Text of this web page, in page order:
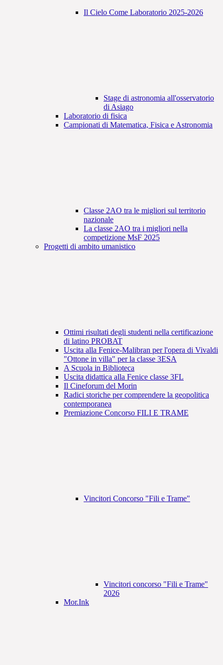
Il Cielo Come Laboratorio 2025-2026
Stage di astronomia all'osservatorio
di Asiago
Laboratorio di fisica
Campionati di Matematica, Fisica e Astronomia
Classe 2AO tra le migliori sul territorio
nazionale
La classe 2AO tra i migliori nella
competizione MsF 2025
Progetti di ambito umanistico
Ottimi risultati degli studenti nella certificazione
di latino PROBAT
Uscita alla Fenice-Malibran per l'opera di Vivaldi
"Ottone in villa" per la classe 3ESA
A Scuola in Biblioteca
Uscita didattica alla Fenice classe 3FL
Il Cineforum del Morin
Radici storiche per comprendere la geopolitica
contemporanea
Premiazione Concorso FILI E TRAME
Vincitori Concorso "Fili e Trame"
Vincitori concorso "Fili e Trame"
2026
Mor.Ink